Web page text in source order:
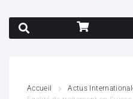
Accueil
Actus